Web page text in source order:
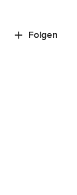
Folgen